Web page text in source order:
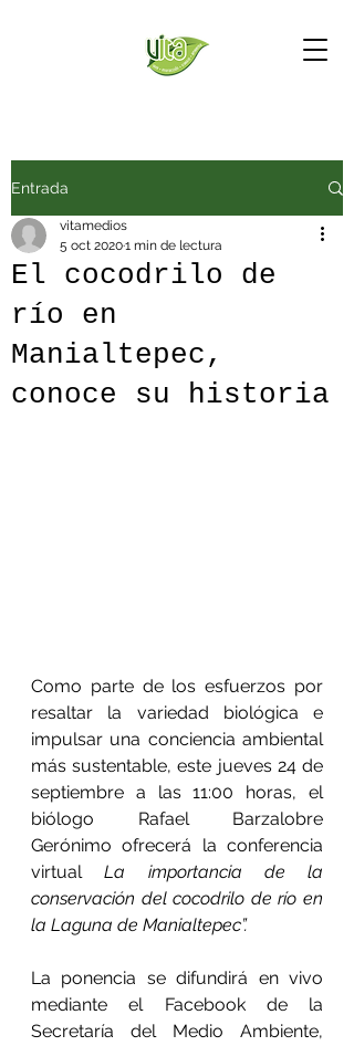
Entrada
El cocodrilo de
río en
Manialtepec,
conoce su historia
vitamedios
5 oct 20201 min de lectura
Como parte de los esfuerzos por
resaltar la variedad biológica e
impulsar una conciencia ambiental
más sustentable, este jueves 24 de
septiembre a las 11:00 horas, el
biólogo Rafael Barzalobre
Gerónimo ofrecerá la conferencia
virtual La importancia de la
conservación del cocodrilo de río en
la Laguna de Manialtepec”.
La ponencia se difundirá en vivo
mediante el Facebook de la
Secretaría del Medio Ambiente,